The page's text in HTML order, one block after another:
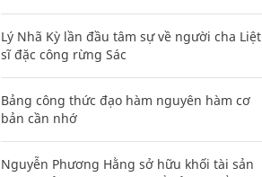
Lý Nhã Kỳ lần đầu tâm sự về người cha Liệt
sĩ đặc công rừng Sác
Bảng công thức đạo hàm nguyên hàm cơ
bản cần nhớ
Nguyễn Phương Hằng sở hữu khối tài sản